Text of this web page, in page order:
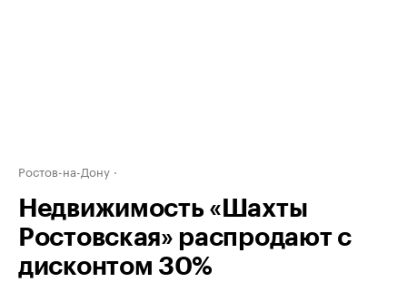
Ростов-на-Дону
Недвижимость «Шахты
Ростовская» распродают с
дисконтом 30%